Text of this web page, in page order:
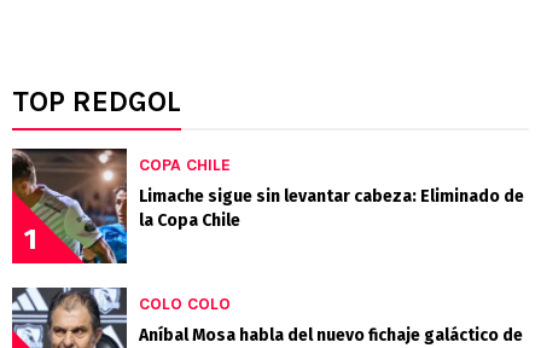
TOP REDGOL
1
COPA CHILE
Limache sigue sin levantar cabeza: Eliminado de
la Copa Chile
COLO COLO
Aníbal Mosa habla del nuevo fichaje galáctico de